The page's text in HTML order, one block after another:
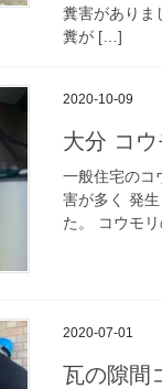
糞害がありま
糞が […]
2020-10-09
大分 コ
一般住宅のコ
害が多く 発
た。 コウモ
2020-07-01
瓦の隙間